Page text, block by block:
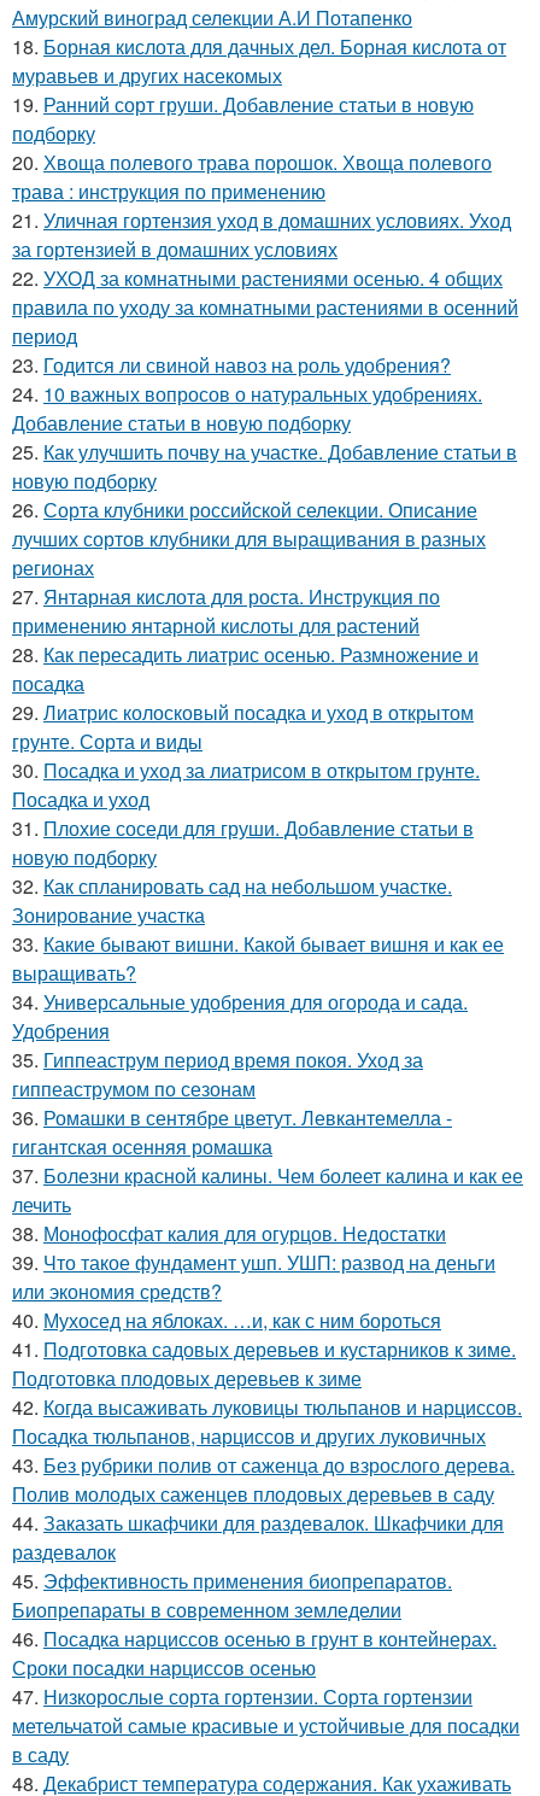
Амурский виноград селекции А.И Потапенко
18. Борная кислота для дачных дел. Борная кислота от
муравьев и других насекомых
19. Ранний сорт груши. Добавление статьи в новую
подборку
20. Хвоща полевого трава порошок. Хвоща полевого
трава : инструкция по применению
21. Уличная гортензия уход в домашних условиях. Уход
за гортензией в домашних условиях
22. УХОД за комнатными растениями осенью. 4 общих
правила по уходу за комнатными растениями в осенний
период
23. Годится ли свиной навоз на роль удобрения?
24. 10 важных вопросов о натуральных удобрениях.
Добавление статьи в новую подборку
25. Как улучшить почву на участке. Добавление статьи в
новую подборку
26. Сорта клубники российской селекции. Описание
лучших сортов клубники для выращивания в разных
регионах
27. Янтарная кислота для роста. Инструкция по
применению янтарной кислоты для растений
28. Как пересадить лиатрис осенью. Размножение и
посадка
29. Лиатрис колосковый посадка и уход в открытом
грунте. Сорта и виды
30. Посадка и уход за лиатрисом в открытом грунте.
Посадка и уход
31. Плохие соседи для груши. Добавление статьи в
новую подборку
32. Как спланировать сад на небольшом участке.
Зонирование участка
33. Какие бывают вишни. Какой бывает вишня и как ее
выращивать?
34. Универсальные удобрения для огорода и сада.
Удобрения
35. Гиппеаструм период время покоя. Уход за
гиппеаструмом по сезонам
36. Ромашки в сентябре цветут. Левкантемелла -
гигантская осенняя ромашка
37. Болезни красной калины. Чем болеет калина и как ее
лечить
38. Монофосфат калия для огурцов. Недостатки
39. Что такое фундамент ушп. УШП: развод на деньги
или экономия средств?
40. Мухосед на яблоках. …и, как с ним бороться
41. Подготовка садовых деревьев и кустарников к зиме.
Подготовка плодовых деревьев к зиме
42. Когда высаживать луковицы тюльпанов и нарциссов.
Посадка тюльпанов, нарциссов и других луковичных
43. Без рубрики полив от саженца до взрослого дерева.
Полив молодых саженцев плодовых деревьев в саду
44. Заказать шкафчики для раздевалок. Шкафчики для
раздевалок
45. Эффективность применения биопрепаратов.
Биопрепараты в современном земледелии
46. Посадка нарциссов осенью в грунт в контейнерах.
Сроки посадки нарциссов осенью
47. Низкорослые сорта гортензии. Сорта гортензии
метельчатой самые красивые и устойчивые для посадки
в саду
48. Декабрист температура содержания. Как ухаживать